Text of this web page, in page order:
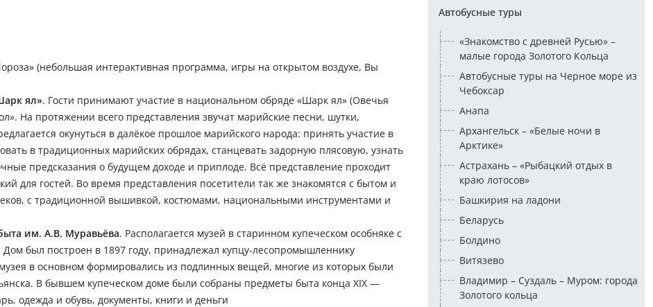
(небольшая интерактивная программа, игры на открытом воздухе, Вы
ял». Гости принимают участие в национальном обряде «Шарк ял» (Овечья
На протяжении всего представления звучат марийские песни, шутки,
окунуться в далёкое прошлое марийского народа: принять участие в
в традиционных марийских обрядах, станцевать задорную плясовую, узнать
предсказания о будущем доходе и приплоде. Всё представление проходит
для гостей. Во время представления посетители так же знакомятся с бытом и
с традиционной вышивкой, костюмами, национальными инструментами и
им. А.В. Муравьёва. Располагается музей в старинном купеческом особняке с
был построен в 1897 году, принадлежал купцу-лесопромышленнику
в основном формировались из подлинных вещей, многие из которых были
В бывшем купеческом доме были собраны предметы быта конца XIX —
одежда и обувь, документы, книги и деньги
Автобусные туры
«Знакомство с древней Русью» –
малые города Золотого Кольца
Автобусные туры на Черное море из
Чебоксар
Анапа
Архангельск – «Белые ночи в
Арктике»
Астрахань – «Рыбацкий отдых в
краю лотосов»
Башкирия на ладони
Беларусь
Болдино
Витязево
Владимир – Суздаль – Муром: города
Золотого кольца